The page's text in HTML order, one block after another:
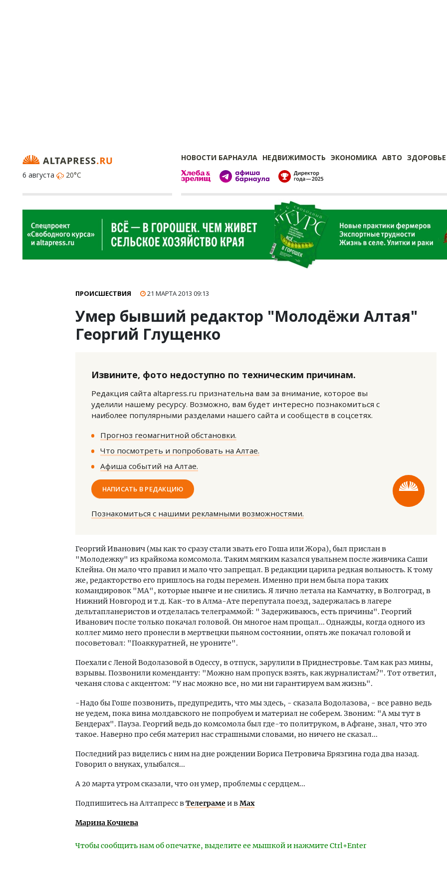
НОВОСТИ БАРНАУЛА НЕДВИЖИМОСТЬ ЭКОНОМИКА АВТО ЗДОРОВЬЕ
6 августа
20°C
ПРОИСШЕСТВИЯ 21 МАРТА 2013 09:13
Умер бывший редактор "Молодёжи Алтая"
Георгий Глущенко
Извините, фото недоступно по техническим причинам.
Редакция сайта altapress.ru признательна вам за внимание, которое вы
уделили нашему ресурсу. Возможно, вам будет интересно познакомиться с
наиболее популярными разделами нашего сайта и сообществ в соцсетях.
Прогноз геомагнитной обстановки.
Что посмотреть и попробовать на Алтае.
Афиша событий на Алтае.
НАПИСАТЬ В РЕДАКЦИЮ
Познакомиться с нашими рекламными возможностями.
Георгий Иванович (мы как то сразу стали звать его Гоша или Жора), был прислан в
"Молодежку" из крайкома комсомола. Таким мягким казался увальнем после живчика Саши
Клейна. Он мало что правил и мало что запрещал. В редакции царила редкая вольность. К тому
же, редакторство его пришлось на годы перемен. Именно при нем была пора таких
командировок "МА", которые нынче и не снились. Я лично летала на Камчатку, в Волгоград, в
Нижний Новгород и т.д. Как-то в Алма-Ате перепутала поезд, задержалась в лагере
дельтапланеристов и отделалась телеграммой: " Задерживаюсь, есть причины". Георгий
Иванович после только покачал головой. Он многое нам прощал... Однажды, когда одного из
коллег мимо него пронесли в мертвецки пьяном состоянии, опять же покачал головой и
посоветовал: "Поаккуратней, не уроните".
Поехали с Леной Водолазовой в Одессу, в отпуск, зарулили в Приднестровье. Там как раз мины,
взрывы. Позвонили коменданту: "Можно нам пропуск взять, как журналистам?". Тот ответил,
чеканя слова с акцентом: "У нас можно все, но ми ни гарантируем вам жизнь".
-Надо бы Гоше позвонить, предупредить, что мы здесь, - сказала Водолазова, - все равно ведь
не уедем, пока вина молдавского не попробуем и материал не соберем. Звоним: "А мы тут в
Бендерах". Пауза. Георгий ведь до комсомола был где-то политруком, в Афгане, знал, что это
такое. Наверно про себя материл нас страшными словами, но ничего не сказал...
Последний раз виделись с ним на дне рождении Бориса Петровича Брязгина года два назад.
Говорил о внуках, улыбался...
А 20 марта утром сказали, что он умер, проблемы с сердцем...
Подпишитесь на Алтапресс вТелеграмеи вMax
Марина Кочнева
Чтобы сообщить нам об опечатке, выделите ее мышкой и нажмите Ctrl+Enter
ПОТРЕБИТЕЛЬ
об итогах пяти лет
вакансиях и подготовке
ЭНЕРГЕТИКА